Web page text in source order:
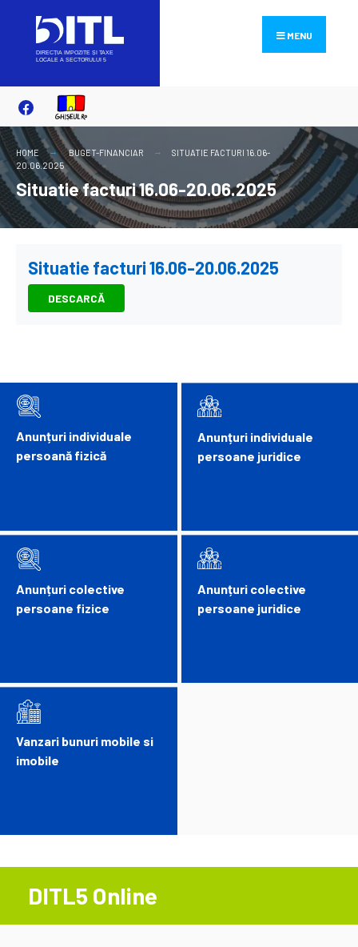
content
MENU
HOME BUGET-FINANCIAR
SITUATIE FACTURI 16.06-
20.06.2025
Situatie facturi 16.06-20.06.2025
Situatie facturi 16.06-20.06.2025
DESCARCĂ
Anunțuri individuale
persoană fizică
Anunțuri colective
persoane fizice
Vanzari bunuri mobile si
imobile
Anunțuri individuale
persoane juridice
Anunțuri colective
persoane juridice
DITL5 Online
for: